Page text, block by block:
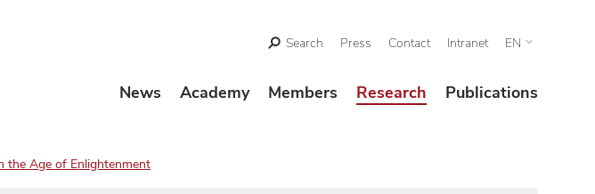
Search Press Contact Intranet EN
News Academy Members Research Publications
the Age of Enlightenment